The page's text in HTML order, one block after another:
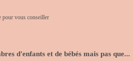
pour vous conseiller
d'enfants et de bébés mais pas que...